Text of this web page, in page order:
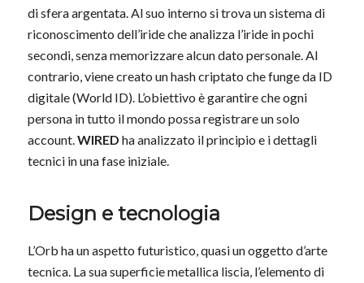
di sfera argentata. Al suo interno si trova un sistema di
riconoscimento dell’iride che analizza l’iride in pochi
secondi, senza memorizzare alcun dato personale. Al
contrario, viene creato un hash criptato che funge da ID
digitale (World ID). L’obiettivo è garantire che ogni
persona in tutto il mondo possa registrare un solo
account.WIRED ha analizzato il principio e i dettagli
tecnici in una fase iniziale.
Design e tecnologia
L’Orb ha un aspetto futuristico, quasi un oggetto d’arte
tecnica. La sua superficie metallica liscia, l’elemento di